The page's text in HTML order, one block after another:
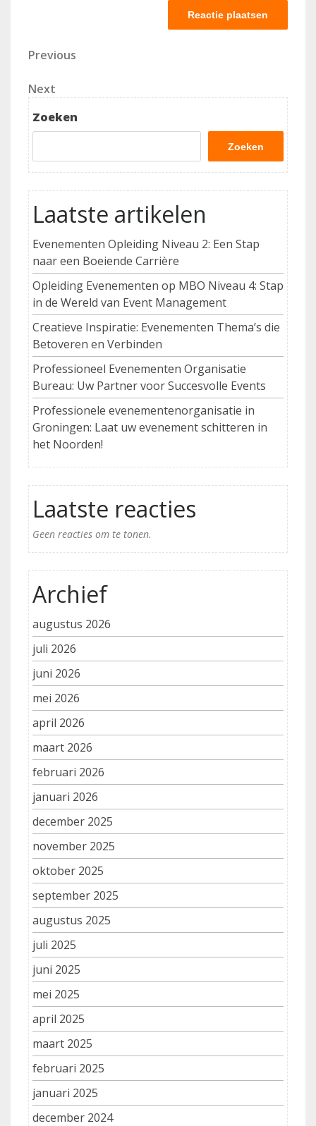
Berichtnavigatie
Previous
Previous
Next
Post
Next
Zoeken
Zoeken
Laatste artikelen
Evenementen Opleiding Niveau 2: Een Stap
naar een Boeiende Carrière
Opleiding Evenementen op MBO Niveau 4: Stap
in de Wereld van Event Management
Creatieve Inspiratie: Evenementen Thema’s die
Betoveren en Verbinden
Professioneel Evenementen Organisatie
Bureau: Uw Partner voor Succesvolle Events
Professionele evenementenorganisatie in
Groningen: Laat uw evenement schitteren in
het Noorden!
Laatste reacties
Geen reacties om te tonen.
Archief
augustus 2026
juli 2026
juni 2026
mei 2026
april 2026
maart 2026
februari 2026
januari 2026
december 2025
november 2025
oktober 2025
september 2025
augustus 2025
juli 2025
juni 2025
mei 2025
april 2025
maart 2025
februari 2025
januari 2025
december 2024